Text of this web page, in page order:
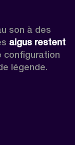
son à des
aigus restent
configuration
légende.